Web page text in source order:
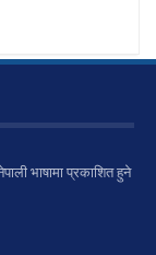
भाषामा प्रकाशित हुने